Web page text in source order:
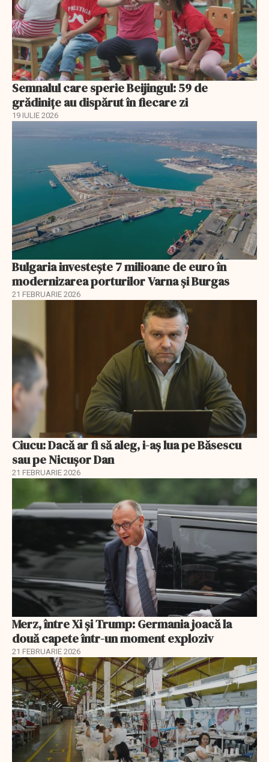
Semnalul care sperie Beijingul: 59 de
grădinițe au dispărut în fiecare zi
19 IULIE 2026
Bulgaria investește 7 milioane de euro în
modernizarea porturilor Varna și Burgas
21 FEBRUARIE 2026
Ciucu: Dacă ar fi să aleg, i-aș lua pe Băsescu
sau pe Nicușor Dan
21 FEBRUARIE 2026
Merz, între Xi și Trump: Germania joacă la
două capete într-un moment exploziv
21 FEBRUARIE 2026